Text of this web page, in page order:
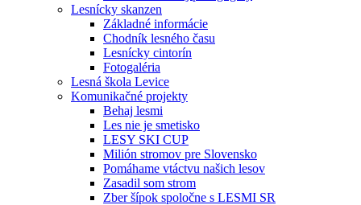
Lesnícky skanzen
Základné informácie
Chodník lesného času
Lesnícky cintorín
Fotogaléria
Lesná škola Levice
Komunikačné projekty
Behaj lesmi
Les nie je smetisko
LESY SKI CUP
Milión stromov pre Slovensko
Pomáhame vtáctvu našich lesov
Zasadil som strom
Zber šípok spoločne s LESMI SR